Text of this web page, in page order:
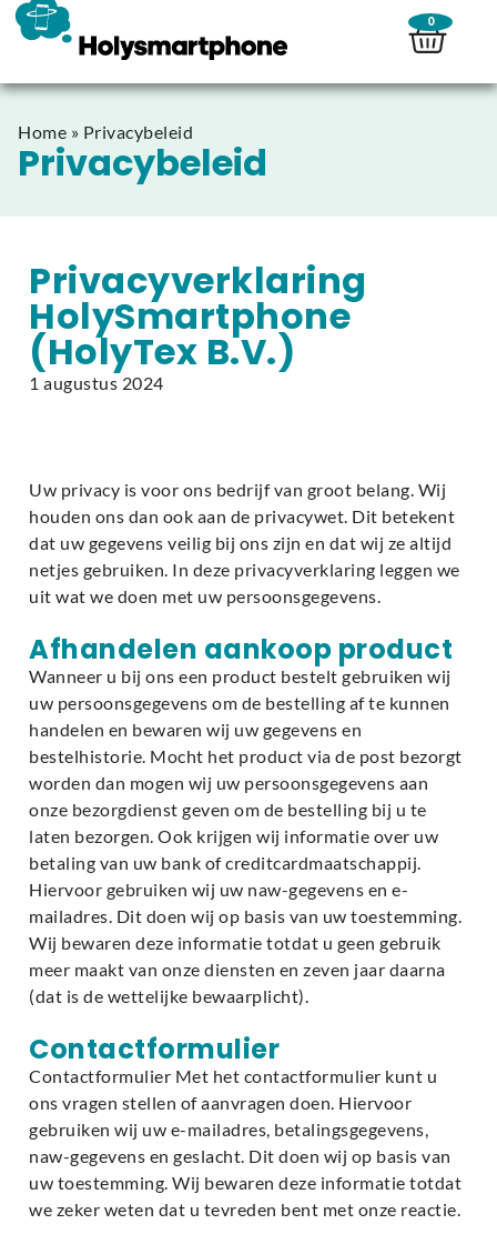
0
Home » Privacybeleid
Privacybeleid
Privacyverklaring
HolySmartphone
(HolyTex B.V.)
1 augustus 2024
Uw privacy is voor ons bedrijf van groot belang. Wij
houden ons dan ook aan de privacywet. Dit betekent
dat uw gegevens veilig bij ons zijn en dat wij ze altijd
netjes gebruiken. In deze privacyverklaring leggen we
uit wat we doen met uw persoonsgegevens.
Afhandelen aankoop product
Wanneer u bij ons een product bestelt gebruiken wij
uw persoonsgegevens om de bestelling af te kunnen
handelen en bewaren wij uw gegevens en
bestelhistorie. Mocht het product via de post bezorgt
worden dan mogen wij uw persoonsgegevens aan
onze bezorgdienst geven om de bestelling bij u te
laten bezorgen. Ook krijgen wij informatie over uw
betaling van uw bank of creditcardmaatschappij.
Hiervoor gebruiken wij uw naw-gegevens en e-
mailadres. Dit doen wij op basis van uw toestemming.
Wij bewaren deze informatie totdat u geen gebruik
meer maakt van onze diensten en zeven jaar daarna
(dat is de wettelijke bewaarplicht).
Contactformulier
Contactformulier Met het contactformulier kunt u
ons vragen stellen of aanvragen doen. Hiervoor
gebruiken wij uw e-mailadres, betalingsgegevens,
naw-gegevens en geslacht. Dit doen wij op basis van
uw toestemming. Wij bewaren deze informatie totdat
we zeker weten dat u tevreden bent met onze reactie.